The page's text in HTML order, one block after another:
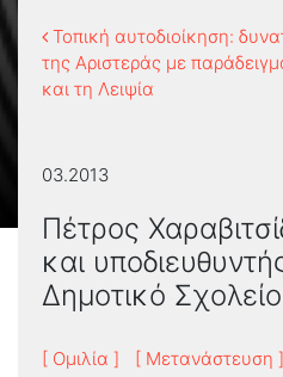
Τοπική αυτοδιοίκηση:
της Αριστεράς με
και τη Λειψία
03.2013
Πέτρος
και
Δημοτικό
[ Ομιλία ] [ Μετανάστευση ]